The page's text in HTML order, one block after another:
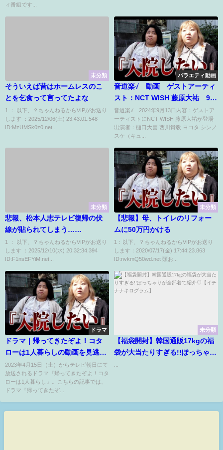
ィ番組です...
未分類
そういえば昔はホームレスのこ
とを乞食って言ってたよな
1 ： 以下、？ちゃんねるからVIPがお送り
します ：2025/12/06(土) 23:43:01.548
ID:MzUMSk0z0.net...
バラエティ動画
音道楽√ 動画 ゲストアーティ
スト：NCT WISH 藤原大祐 9月
13日
音道楽√ 2024年9月13日内容：ゲストア
ーティストにNCT WISH 藤原大祐が登場
出演者：樋口大喜 西川貴教 ヨコタ シンノ
スケ（キュ...
未分類
悲報、松本人志テレビ復帰の伏
線が貼られてしまう……
1 ： 以下、？ちゃんねるからVIPがお送り
します ：2025/12/10(水) 20:32:34.394
ID:F1nsEFYiM.net...
未分類
【悲報】母、トイレのリフォー
ムに50万円かける
1：以下、？ちゃんねるからVIPがお送り
します：2020/07/17(金) 17:44:23.863
ID:nvkmQ50wd.net 頭お...
ドラマ
ドラマ｜帰ってきたぞよ！コタ
ローは1人暮らしの動画を見逃し
含め無料で見れる配信サイトま
とめ
2023年4月15日（土）からテレビ朝日にて
放送されるドラマ『帰ってきたぞよ！コタ
ローは1人暮らし』。こちらの記事では、
ドラマ『帰ってきたぞ...
未分類
【福袋開封】韓国通販17kgの福
袋が大当たりすぎる!!ぽっちゃり